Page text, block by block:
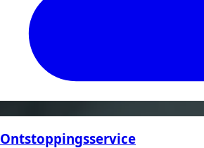
Ontstoppingsservice